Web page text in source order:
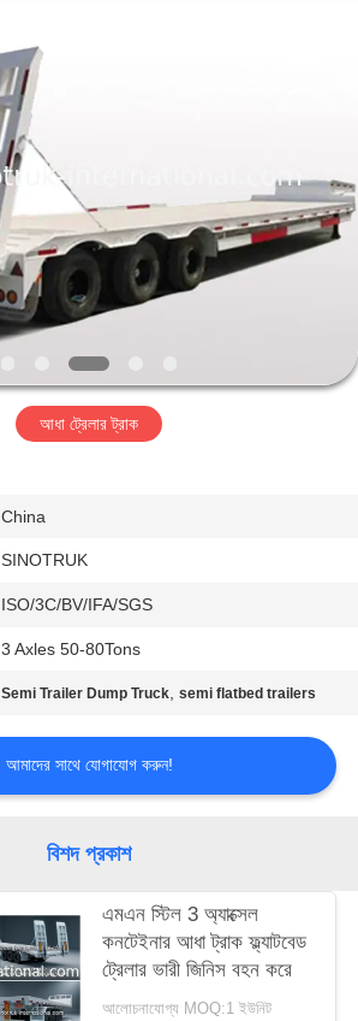
আধা ট্রেলার ট্রাক
China
SINOTRUK
ISO/3C/BV/IFA/SGS
3 Axles 50-80Tons
Semi Trailer Dump Truck,semi flatbed trailers
আমাদের সাথে যোগাযোগ করুন!
বিশদ প্রকাশ
এমএন স্টিল 3 অ্যাক্সেল
কনটেইনার আধা ট্রাক ফ্ল্যাটবেড
ট্রেলার ভারী জিনিস বহন করে
আলোচনাযোগ্য MOQ:1 ইউনিট